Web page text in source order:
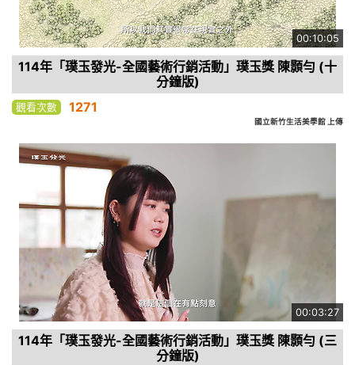
00:10:05
114年「璞玉發光-全國藝術行銷活動」璞玉獎 陳顥勻 (十
分鐘版)
觀看次數 1271
國立新竹生活美學館 上傳
00:03:27
114年「璞玉發光-全國藝術行銷活動」璞玉獎 陳顥勻 (三
分鐘版)